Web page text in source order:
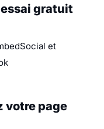
essai gratuit
et
votre page